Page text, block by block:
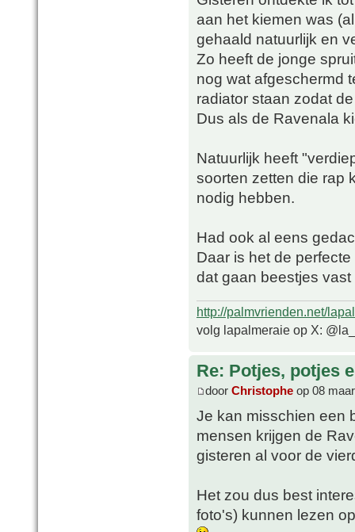
aan het kiemen was
gehaald natuurlijk en
Zo heeft de jonge
nog wat afgeschermd
radiator staan zodat
Dus als de Ravenala
Natuurlijk heeft
soorten zetten die rap
nodig hebben.
Had ook al eens
Daar is het de
dat gaan beestjes
http://palmvrienden.net/
volg lapalmeraie op X:
Re: Potjes, potjes
door Christophe op 08
Je kan misschien een
mensen krijgen de
gisteren al voor de
Het zou dus best
foto's) kunnen lezen